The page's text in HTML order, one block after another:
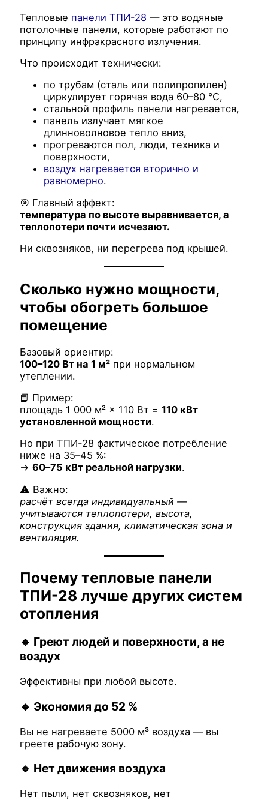
Тепловые панели ТПИ-28 — это водяные
потолочные панели, которые работают по
принципу инфракрасного излучения.
Что происходит технически:
по трубам (сталь или полипропилен)
циркулирует горячая вода 60–80 °C,
стальной профиль панели нагревается,
панель излучает мягкое
длинноволновое тепло вниз,
прогреваются пол, люди, техника и
поверхности,
воздух нагревается вторично и
равномерно.
🎯 Главный эффект:
температура по высоте выравнивается, а
теплопотери почти исчезают.
Ни сквозняков, ни перегрева под крышей.
Сколько нужно мощности,
чтобы обогреть большое
помещение
Базовый ориентир:
100–120 Вт на 1 м² при нормальном
утеплении.
📘 Пример:
площадь 1 000 м² × 110 Вт =110 кВт
установленной мощности.
Но при ТПИ-28 фактическое потребление
ниже на 35–45 %:
→60–75 кВт реальной нагрузки.
⚠ Важно:
расчёт всегда индивидуальный —
учитываются теплопотери, высота,
конструкция здания, климатическая зона и
вентиляция.
Почему тепловые панели
ТПИ-28 лучше других систем
отопления
🔸 Греют людей и поверхности, а не
воздух
Эффективны при любой высоте.
🔸 Экономия до 52 %
Вы не нагреваете 5000 м³ воздуха — вы
греете рабочую зону.
🔸 Нет движения воздуха
Нет пыли, нет сквозняков, нет